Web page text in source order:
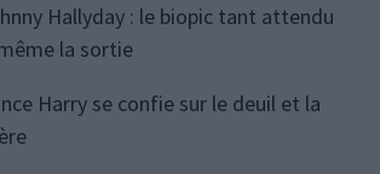
Hallyday : le biopic tant attendu
la sortie
Harry se confie sur le deuil et la